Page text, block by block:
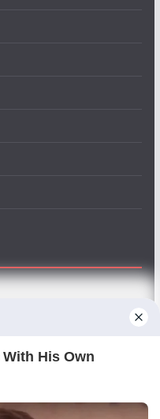
во тек со најновите